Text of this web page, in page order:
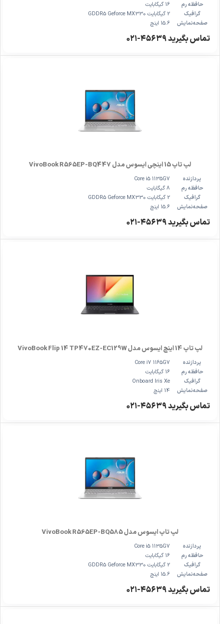
حافظه رم
16 گیگابایت
گرافیک
2 گیگابایت GDDR5 Geforce MX330
صفحه‌نمایش
15.6 اینچ
تماس بگیرید ۴۵۶۳۹-۰۲۱
لپ تاپ 15 اینچی ایسوس مدل VivoBook R565EP-BQ447
پردازنده
Core i5 1135G7
حافظه رم
8 گیگابایت
گرافیک
2 گیگابایت GDDR5 Geforce MX330
صفحه‌نمایش
15.6 اینچ
تماس بگیرید ۴۵۶۳۹-۰۲۱
لپ تاپ 14 اینچ ایسوس مدل VivoBook Flip 14 TP470EZ-EC129W
پردازنده
Core i7 1165G7
حافظه رم
16 گیگابایت
گرافیک
Onboard Iris Xe
صفحه‌نمایش
14 اینچ
تماس بگیرید ۴۵۶۳۹-۰۲۱
لپ تاپ ایسوس مدل VivoBook R565EP-BQ585
پردازنده
Core i5 1135G7
حافظه رم
16 گیگابایت
گرافیک
2 گیگابایت GDDR5 Geforce MX330
صفحه‌نمایش
15.6 اینچ
تماس بگیرید ۴۵۶۳۹-۰۲۱